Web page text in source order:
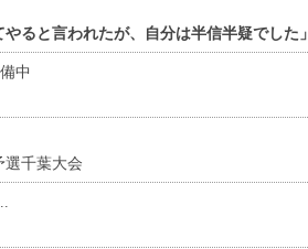
ると言われたが、自分は半信半疑でした」
中
選千葉大会